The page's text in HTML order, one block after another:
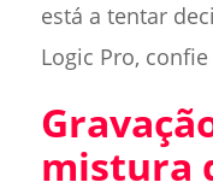
está a tentar
Logic Pro,
mistura